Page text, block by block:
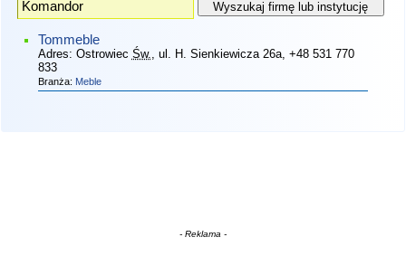
Tommeble
Adres: Ostrowiec Św. , ul. H. Sienkiewicza 26a, +48 531 770
833
Branża: Meble
- Reklama -